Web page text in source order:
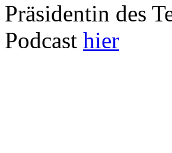
Präsidentin des
Podcast hier